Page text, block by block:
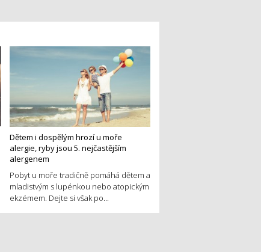
Dětem i dospělým hrozí u moře
alergie, ryby jsou 5. nejčastějším
alergenem
Pobyt u moře tradičně pomáhá dětem a
mladistvým s lupénkou nebo atopickým
ekzémem. Dejte si však po...